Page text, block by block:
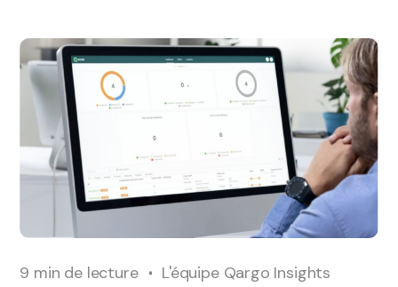
9 min de lecture L'équipe Qargo Insights